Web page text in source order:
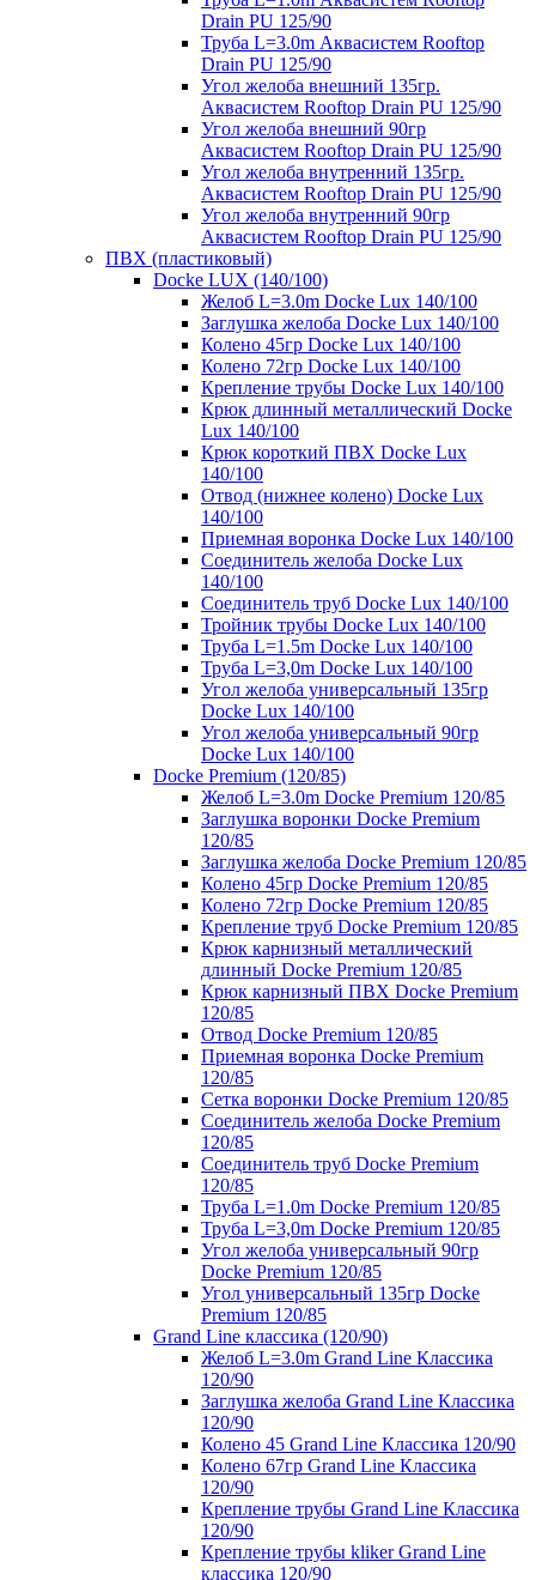
Drain PU 125/90
Труба L=3.0m Аквасистем Rooftop
Drain PU 125/90
Угол желоба внешний 135гр.
Аквасистем Rooftop Drain PU 125/90
Угол желоба внешний 90гр
Аквасистем Rooftop Drain PU 125/90
Угол желоба внутренний 135гр.
Аквасистем Rooftop Drain PU 125/90
Угол желоба внутренний 90гр
Аквасистем Rooftop Drain PU 125/90
ПВХ (пластиковый)
Docke LUX (140/100)
Желоб L=3.0m Docke Lux 140/100
Заглушка желоба Docke Lux 140/100
Колено 45гр Docke Lux 140/100
Колено 72гр Docke Lux 140/100
Крепление трубы Docke Lux 140/100
Крюк длинный металлический Docke
Lux 140/100
Крюк короткий ПВХ Docke Lux
140/100
Отвод (нижнее колено) Docke Lux
140/100
Приемная воронка Docke Lux 140/100
Соединитель желоба Docke Lux
140/100
Соединитель труб Docke Lux 140/100
Тройник трубы Docke Lux 140/100
Труба L=1.5m Docke Lux 140/100
Труба L=3,0m Docke Lux 140/100
Угол желоба универсальный 135гр
Docke Lux 140/100
Угол желоба универсальный 90гр
Docke Lux 140/100
Docke Premium (120/85)
Желоб L=3.0m Docke Premium 120/85
Заглушка воронки Docke Premium
120/85
Заглушка желоба Docke Premium 120/85
Колено 45гр Docke Premium 120/85
Колено 72гр Docke Premium 120/85
Крепление труб Docke Premium 120/85
Крюк карнизный металлический
длинный Docke Premium 120/85
Крюк карнизный ПВХ Docke Premium
120/85
Отвод Docke Premium 120/85
Приемная воронка Docke Premium
120/85
Сетка воронки Docke Premium 120/85
Соединитель желоба Docke Premium
120/85
Соединитель труб Docke Premium
120/85
Труба L=1.0m Docke Premium 120/85
Труба L=3,0m Docke Premium 120/85
Угол желоба универсальный 90гр
Docke Premium 120/85
Угол универсальный 135гр Docke
Premium 120/85
Grand Line классика (120/90)
Желоб L=3.0m Grand Line Классика
120/90
Заглушка желоба Grand Line Классика
120/90
Колено 45 Grand Line Классика 120/90
Колено 67гр Grand Line Классика
120/90
Крепление трубы Grand Line Классика
120/90
Крепление трубы kliker Grand Line
классика 120/90